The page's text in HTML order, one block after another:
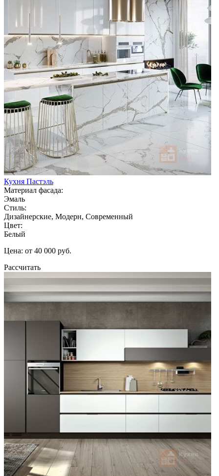
Кухня Пастэль
Материал фасада:
Эмаль
Стиль:
Дизайнерские, Модерн, Современный
Цвет:
Белый
Цена: от 40 000 руб.
Рассчитать